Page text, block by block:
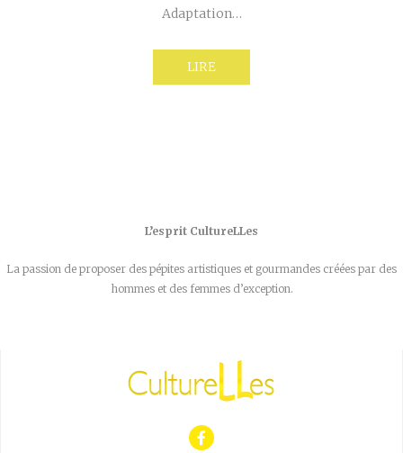
Adaptation…
LIRE
L’esprit CultureLLes
La passion de proposer des pépites artistiques et gourmandes créées par des
hommes et des femmes d’exception.